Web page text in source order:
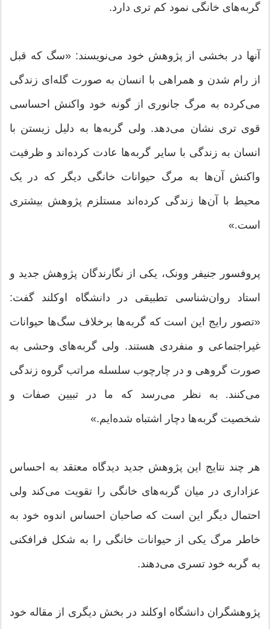
گربه‌های خانگی نمود کم تری دارد.
آنها در بخشی از پژوهش خود می‌نویسند: «سگ که قبل
از رام شدن و همراهی با انسان به صورت گله‌ای زندگی
می‌کرده به مرگ جانوری از گونه خود واکنش احساسی
قوی تری نشان می‌دهد. ولی گربه‌ها به دلیل زیستن با
انسان به زندگی با سایر گربه‌ها عادت کرده‌اند و ظرفیت
واکنش آن‌ها به مرگ حیوانات خانگی دیگر که در یک
محیط با آن‌ها زندگی کرده‌اند مستلزم پژوهش بیشتری
است.»
پروفسور جنیفر وونک، یکی از نگارندگان پژوهش جدید و
استاد روان‌شناسی تطبیقی در دانشگاه اوکلند گفت:
«تصور رایج این است که گربه‌ها برخلاف سگ‌ها حیوانات
غیراجتماعی و منفردی هستند. ولی گربه‌های وحشی به
صورت گروهی و در چارچوب سلسله مراتب گروه زندگی
می‌کنند. به نظر می‌رسد که ما در تبیین صفات و
شخصیت گربه‌ها دچار اشتباه شده‌ایم.»
هر چند نتایج این پژوهش جدید دیدگاه معتقد به احساس
عزاداری در میان گربه‌های خانگی را تقویت می‌کند ولی
احتمال دیگر این است که صاحبان احساس اندوه خود به
خاطر مرگ یکی از حیوانات خانگی را به شکل فرافکنی
به گربه خود تسری می‌دهند.
پژوهشگران دانشگاه اوکلند در بخش دیگری از مقاله خود